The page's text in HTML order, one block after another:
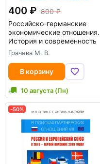
400
800
Российско-германские
экономические отношения.
История и современность
Грачева М. В.
В корзину
10 августа (Пн)
-50%